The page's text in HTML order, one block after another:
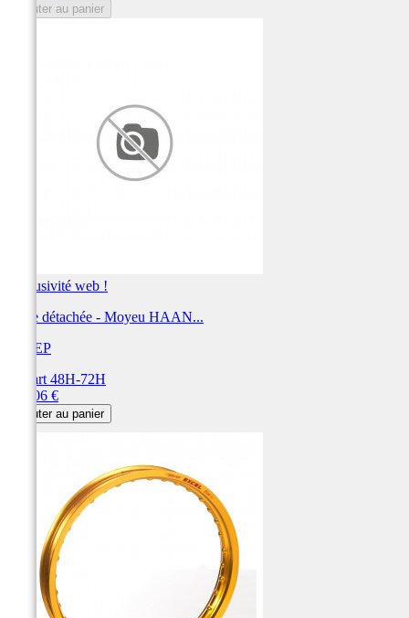
Ajouter au panier
Exclusivité web !
Pièce détachée - Moyeu HAAN...
FASEP
Départ 48H-72H
330,06 €
Ajouter au panier